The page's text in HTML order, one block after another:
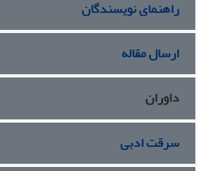
الکترونی شباهت نزدیک به بافت
گونه‏ها را داشته اما تفاوت جزئی
می‏باشد.
راهنمای نویسندگان
ارسال مقاله
داوران
سرقت ادبی